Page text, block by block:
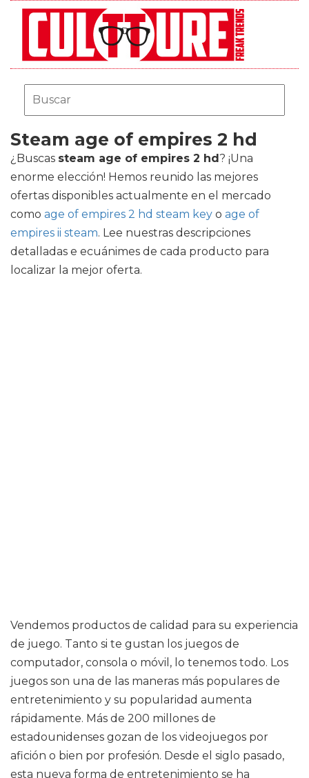
Steam age of empires 2 hd
¿Buscas steam age of empires 2 hd? ¡Una
enorme elección! Hemos reunido las mejores
ofertas disponibles actualmente en el mercado
como age of empires 2 hd steam key o age of
empires ii steam. Lee nuestras descripciones
detalladas e ecuánimes de cada producto para
localizar la mejor oferta.
Vendemos productos de calidad para su experiencia
de juego. Tanto si te gustan los juegos de
computador, consola o móvil, lo tenemos todo. Los
juegos son una de las maneras más populares de
entretenimiento y su popularidad aumenta
rápidamente. Más de 200 millones de
estadounidenses gozan de los videojuegos por
afición o bien por profesión. Desde el siglo pasado,
esta nueva forma de entretenimiento se ha